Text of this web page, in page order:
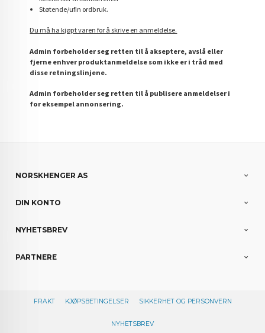
Støtende/ufin ordbruk.
Du må ha kjøpt varen for å skrive en anmeldelse.
Admin forbeholder seg retten til å akseptere, avslå eller
fjerne enhver produktanmeldelse som ikke er i tråd med
disse retningslinjene.
Admin forbeholder seg retten til å publisere anmeldelser i
for eksempel annonsering.
NORSKHENGER AS
DIN KONTO
NYHETSBREV
PARTNERE
FRAKT KJØPSBETINGELSER SIKKERHET OG PERSONVERN
NYHETSBREV